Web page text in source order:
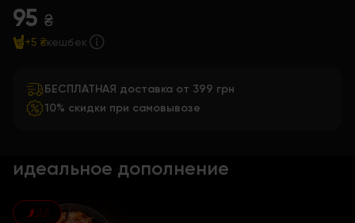
95 ₴
+5 ₴кешбек
БЕСПЛАТНАЯ доставка от 399 грн
10% скидки при самовывозе
идеальное дополнение